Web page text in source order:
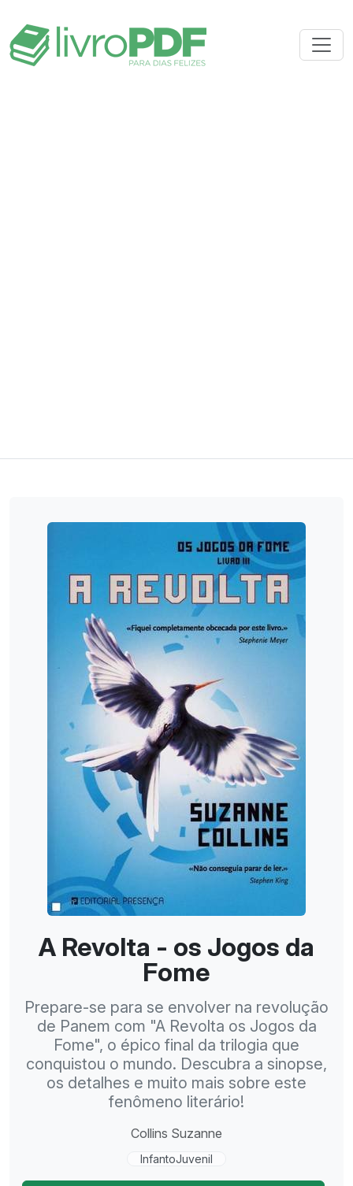
A Revolta - os Jogos da
Fome
Prepare-se para se envolver na revolução
de Panem com "A Revolta os Jogos da
Fome", o épico final da trilogia que
conquistou o mundo. Descubra a sinopse,
os detalhes e muito mais sobre este
fenômeno literário!
Collins Suzanne
InfantoJuvenil